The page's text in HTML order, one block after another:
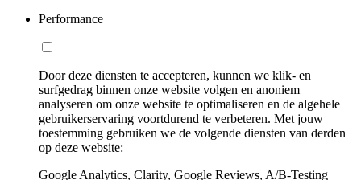
Performance
Door deze diensten te accepteren, kunnen we klik- en
surfgedrag binnen onze website volgen en anoniem
analyseren om onze website te optimaliseren en de algehele
gebruikerservaring voortdurend te verbeteren. Met jouw
toestemming gebruiken we de volgende diensten van derden
op deze website:
Google Analytics, Clarity, Google Reviews, A/B-Testing